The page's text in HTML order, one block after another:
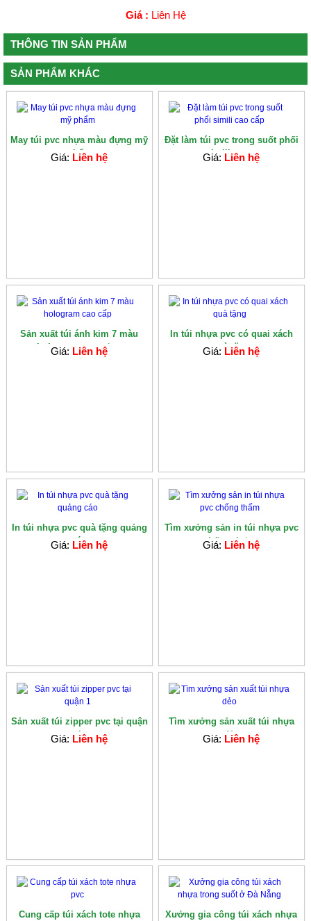
Giá : Liên Hệ
THÔNG TIN SẢN PHẨM
SẢN PHẨM KHÁC
May túi pvc nhựa màu đựng mỹ
phẩm
Giá: Liên hệ
Đặt làm túi pvc trong suốt phối
simili cao...
Giá: Liên hệ
Sản xuất túi ánh kim 7 màu
hologram cao c�...
Giá: Liên hệ
In túi nhựa pvc có quai xách
quà tặng
Giá: Liên hệ
In túi nhựa pvc quà tặng quảng
cáo
Giá: Liên hệ
Tìm xưởng sản in túi nhựa pvc
chống th�...
Giá: Liên hệ
Sản xuất túi zipper pvc tại quận
1
Giá: Liên hệ
Tìm xưởng sản xuất túi nhựa
dẻo
Giá: Liên hệ
Cung cấp túi xách tote nhựa
Xưởng gia công túi xách nhựa